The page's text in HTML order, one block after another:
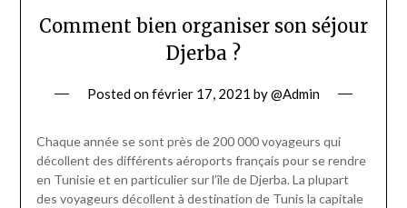
Comment bien organiser son séjour
Djerba ?
Posted onfévrier 17, 2021 by@Admin
Chaque année se sont près de 200 000 voyageurs qui
décollent des différents aéroports français pour se rendre
en Tunisie et en particulier sur l’île de Djerba. La plupart
des voyageurs décollent à destination de Tunis la capitale